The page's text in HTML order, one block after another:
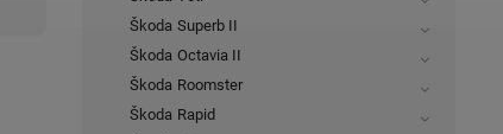
Škoda Superb II
Škoda Octavia II
Škoda Roomster
Škoda Rapid